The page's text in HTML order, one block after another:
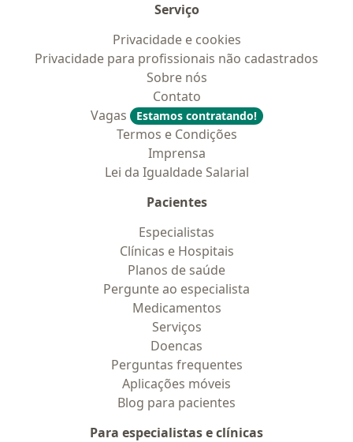
Serviço
Privacidade e cookies
Privacidade para profissionais não cadastrados
Sobre nós
Contato
Vagas
Estamos contratando!
Termos e Condições
Imprensa
Lei da Igualdade Salarial
Pacientes
Especialistas
Clínicas e Hospitais
Planos de saúde
Pergunte ao especialista
Medicamentos
Serviços
Doencas
Perguntas frequentes
Aplicações móveis
Blog para pacientes
Para especialistas e clínicas